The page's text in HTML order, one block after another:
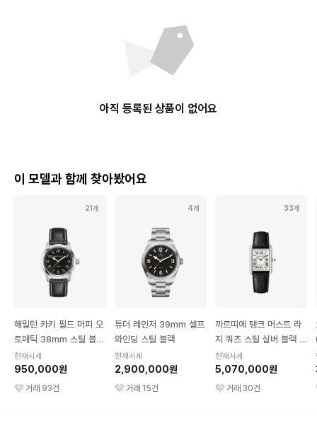
아직 등록된 상품이 없어요
이 모델과 함께 찾아봤어요
21개
해밀턴 카키 필드 머피 오
토매틱 38mm 스틸 블랙
카우 레더
현재시세
950,000원
거래 93건
4개
튜더 레인저 39mm 셀프
와인딩 스틸 블랙
현재시세
2,900,000원
거래 15건
33개
까르띠에 탱크 머스트 라
지 쿼츠 스틸 실버 블랙 그
레인 카프 스킨
현재시세
5,070,000원
거래 30건